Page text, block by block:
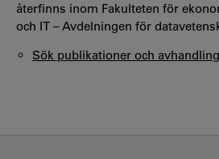
återfinns inom Fakulteten för
och IT – Avdelningen för
Sök publikationer och